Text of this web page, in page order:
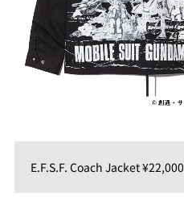
E.F.S.F. Coach Jacket ¥22,000